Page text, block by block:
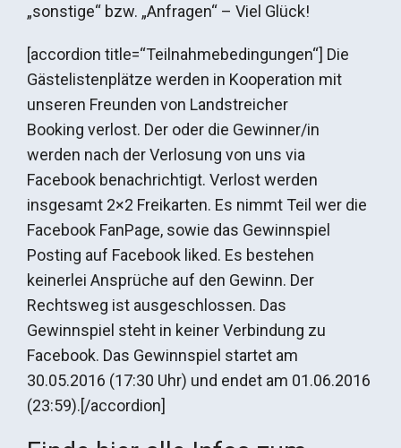
„sonstige“ bzw. „Anfragen“ – Viel Glück!
[accordion title=“Teilnahmebedingungen“] Die
Gästelistenplätze werden in Kooperation mit
unseren Freunden von Landstreicher
Booking verlost. Der oder die Gewinner/in
werden nach der Verlosung von uns via
Facebook benachrichtigt. Verlost werden
insgesamt 2×2 Freikarten. Es nimmt Teil wer die
Facebook FanPage, sowie das Gewinnspiel
Posting auf Facebook liked. Es bestehen
keinerlei Ansprüche auf den Gewinn. Der
Rechtsweg ist ausgeschlossen. Das
Gewinnspiel steht in keiner Verbindung zu
Facebook. Das Gewinnspiel startet am
30.05.2016 (17:30 Uhr) und endet am 01.06.2016
(23:59).[/accordion]